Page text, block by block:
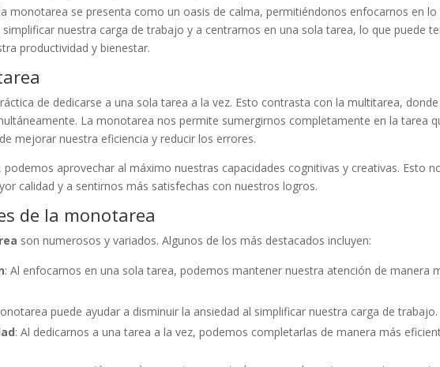
monotarea se presenta como un oasis de calma, permitiéndonos enfocarnos en lo
nuestra carga de trabajo y a centrarnos en una sola tarea, lo que puede
productividad y bienestar.
de dedicarse a una sola tarea a la vez. Esto contrasta con la multitarea,
La monotarea nos permite sumergirnos completamente en la tarea
mejorar nuestra eficiencia y reducir los errores.
aprovechar al máximo nuestras capacidades cognitivas y creativas. Esto
calidad y a sentirnos más satisfechas con nuestros logros.
de la monotarea
son numerosos y variados. Algunos de los más destacados incluyen:
: Al enfocarnos en una sola tarea, podemos mantener nuestra atención de manera
puede ayudar a disminuir la ansiedad al simplificar nuestra carga de trabajo.
: Al dedicarnos a una tarea a la vez, podemos completarlas de manera más